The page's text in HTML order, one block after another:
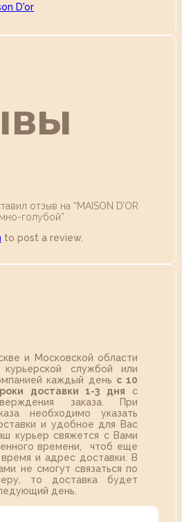
D'or
отзыв на “MAISON D’OR
голубой”
to post a review.
и Московской области
курьерской службой или
каждый день с 10
доставки 1-3 дня с
заказа. При
необходимо указать
и удобное для Вас
курьер свяжется с Вами
времени, чтоб еще
время и адрес доставки. В
не смогут связаться по
то доставка будет
день.